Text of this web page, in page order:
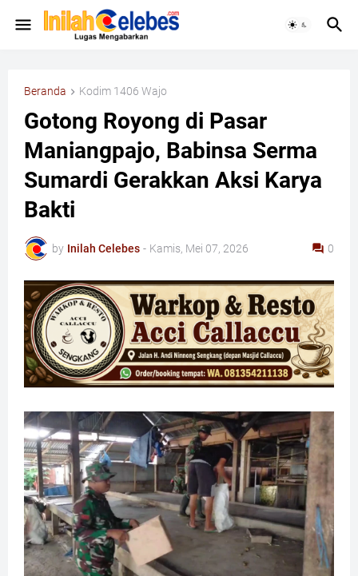
Beranda Kodim 1406 Wajo
Gotong Royong di Pasar
Maniangpajo, Babinsa Serma
Sumardi Gerakkan Aksi Karya
Bakti
by Inilah Celebes - Kamis, Mei 07, 2026 0